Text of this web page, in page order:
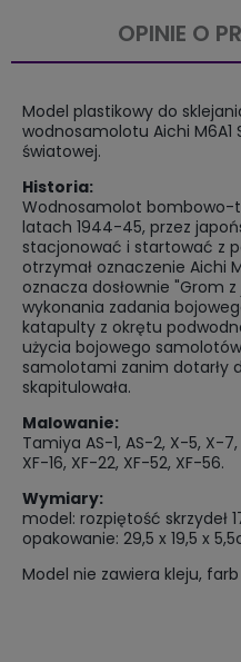
OPINIE O
Model plastikowy do
wodnosamolotu Aichi M6A1
światowej.
Historia:
Wodnosamolot bombowo-
latach 1944-45, przez
stacjonować i startować z
otrzymał oznaczenie Aichi
oznacza dosłownie "Grom
wykonania zadania
katapulty z okrętu
użycia bojowego samolotów
samolotami zanim dotarły
skapitulowała.
Malowanie:
Tamiya AS-1, AS-2, X-5, X-7,
XF-16, XF-22, XF-52, XF-56.
Wymiary:
model: rozpiętość skrzydeł
opakowanie: 29,5 x 19,5 x
Model nie zawiera kleju,